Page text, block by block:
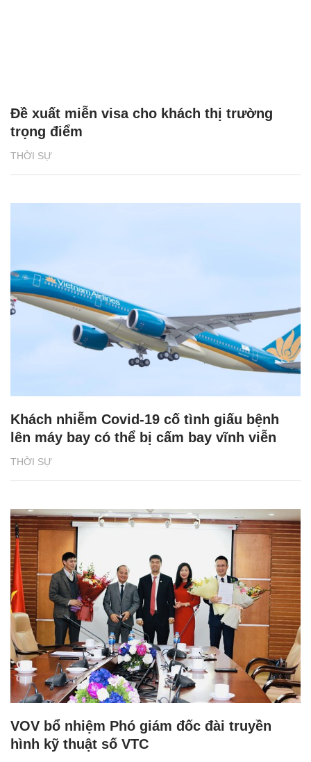
THỜI SỰ
Đề xuất miễn visa cho khách thị trường
trọng điểm
THỜI SỰ
Khách nhiễm Covid-19 cố tình giấu bệnh
lên máy bay có thể bị cấm bay vĩnh viễn
VOV bổ nhiệm Phó giám đốc đài truyền
hình kỹ thuật số VTC